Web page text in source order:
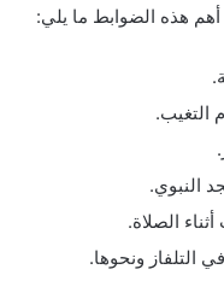
هذه الضوابط ما يلي:
التغيب.
النبوي.
الصلاة.
التلفاز ونحوها.